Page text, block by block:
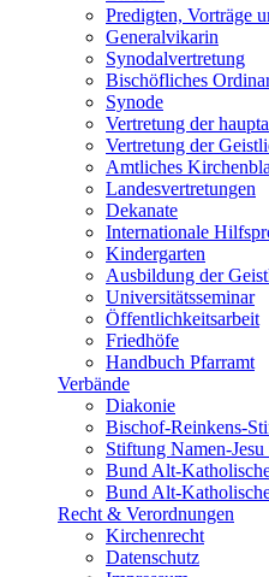
Predigten, Vorträge
Generalvikarin
Synodalvertretung
Bischöfliches
Synode
Vertretung der
Vertretung der
Amtliches
Landesvertretungen
Dekanate
Internationale
Kindergarten
Ausbildung der
Universitätsseminar
Öffentlichkeitsarbeit
Friedhöfe
Handbuch Pfarramt
Verbände
Diakonie
Bischof-Reinkens-
Stiftung Namen-
Bund Alt-
Bund Alt-
Recht & Verordnungen
Kirchenrecht
Datenschutz